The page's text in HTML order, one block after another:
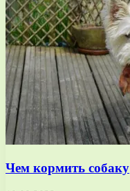
Чем кормить собаку